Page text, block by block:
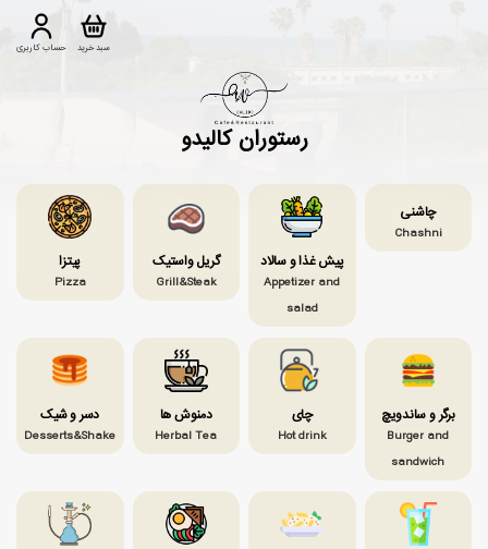
حساب کاربری سبد خرید
رستوران کالیدو
چاشنی
Chashni
پیش غذا و سالاد
Appetizer and
salad
گریل واستیک
Grill&Steak
پیتزا
Pizza
برگر و ساندویچ
Burger and
sandwich
چای
Hot drink
دمنوش ها
Herbal Tea
دسر و شیک
Desserts&Shake